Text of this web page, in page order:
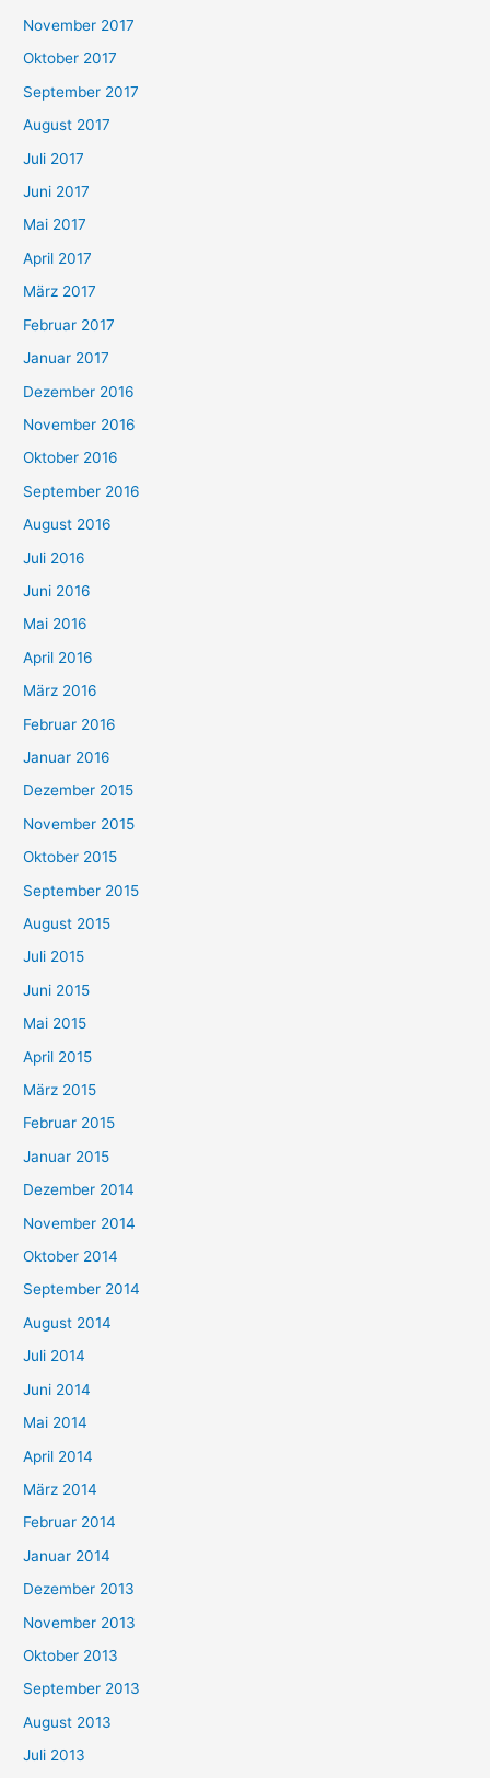
November 2017
Oktober 2017
September 2017
August 2017
Juli 2017
Juni 2017
Mai 2017
April 2017
März 2017
Februar 2017
Januar 2017
Dezember 2016
November 2016
Oktober 2016
September 2016
August 2016
Juli 2016
Juni 2016
Mai 2016
April 2016
März 2016
Februar 2016
Januar 2016
Dezember 2015
November 2015
Oktober 2015
September 2015
August 2015
Juli 2015
Juni 2015
Mai 2015
April 2015
März 2015
Februar 2015
Januar 2015
Dezember 2014
November 2014
Oktober 2014
September 2014
August 2014
Juli 2014
Juni 2014
Mai 2014
April 2014
März 2014
Februar 2014
Januar 2014
Dezember 2013
November 2013
Oktober 2013
September 2013
August 2013
Juli 2013